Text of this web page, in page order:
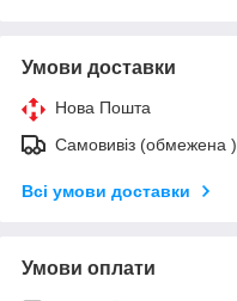
Умови доставки
Нова Пошта
Самовивіз (обмежена )
Всі умови доставки
Умови оплати